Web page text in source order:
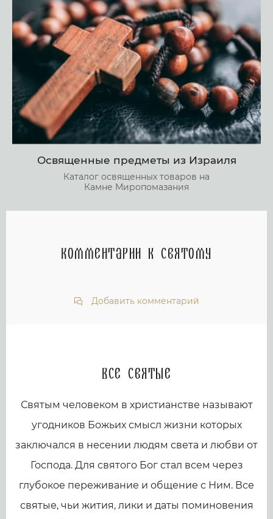
Освященные предметы из Израиля
Каталог освященных товаров на
Камне Миропомазания
Комментарии к святому
Добавить комментарий
Все святые
Святым человеком в христианстве называют
угодников Божьих смысл жизни которых
заключался в несении людям света и любви от
Господа. Для святого Бог стал всем через
глубокое переживание и общение с Ним. Все
святые, чьи жития, лики и даты поминовения